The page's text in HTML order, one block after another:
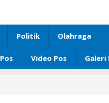
Politik Olahraga
Video Pos Galeri